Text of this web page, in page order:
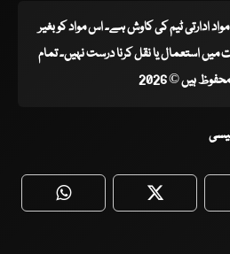
مواد ادارتی ٹیم کی کاوش ہے۔ اس مواد کو بغیر
استعمال یا نقل کرنا درست نہیں۔ تمام
ہیں © 2026
WhatsApp Twitter